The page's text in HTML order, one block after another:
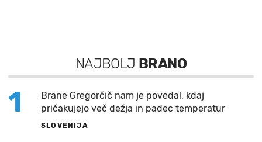
NAJBOLJ BRANO
1
Brane Gregorčič nam je povedal, kdaj
pričakujejo več dežja in padec temperatur
SLOVENIJA